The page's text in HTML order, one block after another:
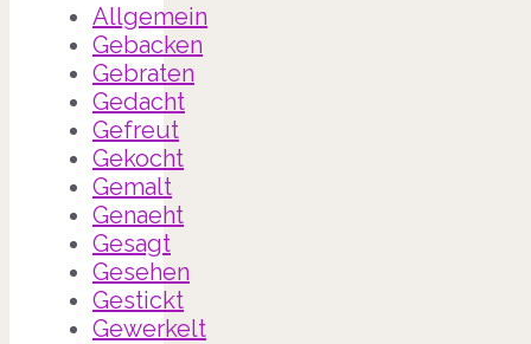
Allgemein
Gebacken
Gebraten
Gedacht
Gefreut
Gekocht
Gemalt
Genaeht
Gesagt
Gesehen
Gestickt
Gewerkelt